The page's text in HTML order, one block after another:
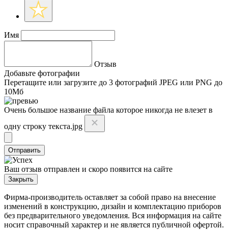
Имя
Отзыв
Добавьте фотографии
Перетащите или загрузите до 3 фотографий JPEG или PNG до
10Мб
Очень большое название файла которое никогда не влезет в
одну строку текста.jpg
Отправить
Ваш отзыв отправлен и скоро появится на сайте
Закрыть
Фирма-производитель оставляет за собой право на внесение
изменений в конструкцию, дизайн и комплектацию приборов
без предварительного уведомления. Вся информация на сайте
носит справочный характер и не является публичной офертой.